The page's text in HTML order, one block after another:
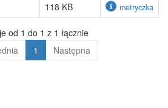
118 KB metryczka
od 1 do 1 z 1 łącznie
1 Następna